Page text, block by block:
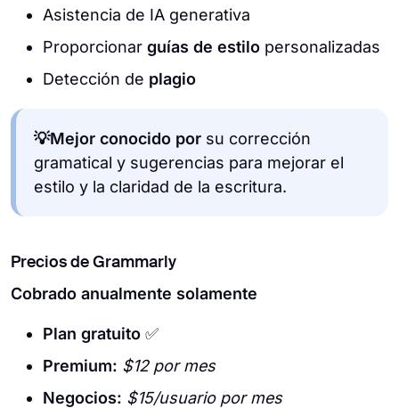
Asistencia de IA generativa
Proporcionar guías de estilo personalizadas
Detección de plagio
💡Mejor conocido por su corrección
gramatical y sugerencias para mejorar el
estilo y la claridad de la escritura.
Precios de Grammarly
Cobrado anualmente solamente
Plan gratuito ✅
Premium: $12 por mes
Negocios: $15/usuario por mes